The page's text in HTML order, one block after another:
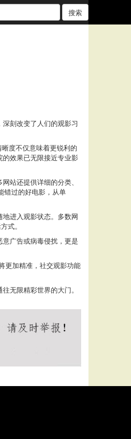
搜索
刻改变了人们的观影习
度不仅意味着更锐利的
效果已无限接近专业影
站还提供详细的分类、
错过的好电影，从单
进入观影状态。多数网
式。
广告或病毒侵扰，更是
更加精准，社交观影功能
无限精彩世界的大门。